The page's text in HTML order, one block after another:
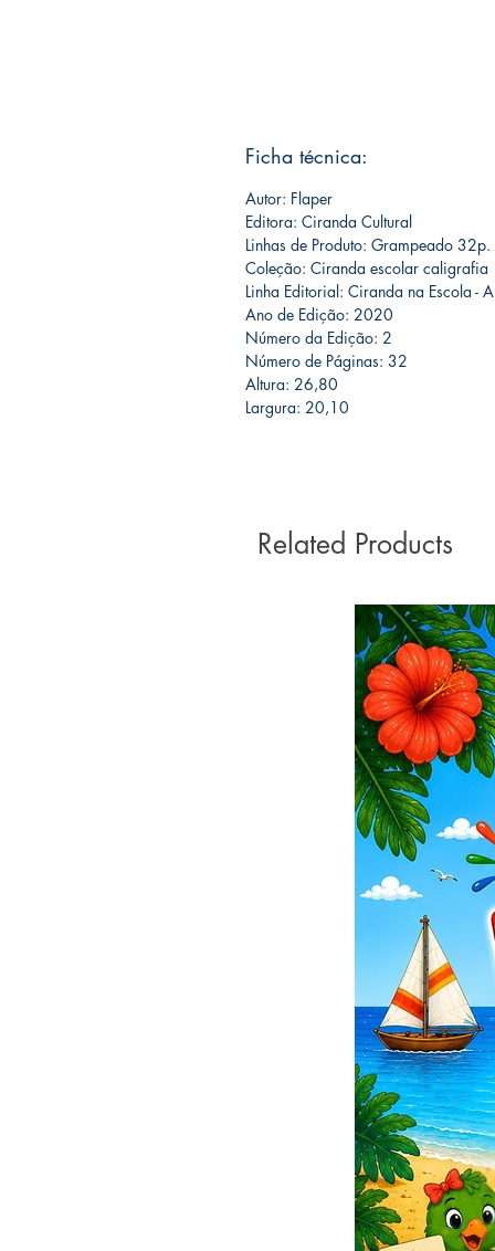
Ficha técnica:
Autor: Flaper
Editora: Ciranda Cultural
Linhas de Produto: Grampeado 32p.
Coleção: Ciranda escolar caligrafia
Linha Editorial: Ciranda na Escola -
Ano de Edição: 2020
Número da Edição: 2
Número de Páginas: 32
Altura: 26,80
Largura: 20,10
Related Products